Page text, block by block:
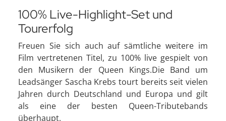
100% Live-Highlight-Set und
Tourerfolg
Freuen Sie sich auch auf sämtliche weitere im
Film vertretenen Titel, zu 100% live gespielt von
den Musikern der Queen Kings.Die Band um
Leadsänger Sascha Krebs tourt bereits seit vielen
Jahren durch Deutschland und Europa und gilt
als eine der besten Queen-Tributebands
überhaupt.